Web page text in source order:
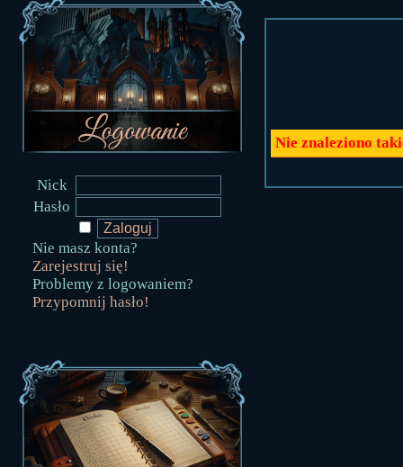
Nick
Hasło
Nie masz konta?
Zarejestruj się!
Problemy z logowaniem?
Przypomnij hasło!
Nie znaleziono